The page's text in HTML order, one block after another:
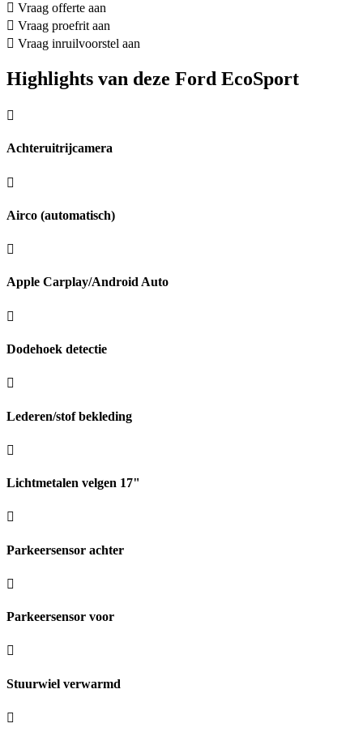
Vraag offerte aan
Vraag proefrit aan
Vraag inruilvoorstel aan
Highlights van deze Ford EcoSport
Achteruitrijcamera
Airco (automatisch)
Apple Carplay/Android Auto
Dodehoek detectie
Lederen/stof bekleding
Lichtmetalen velgen 17"
Parkeersensor achter
Parkeersensor voor
Stuurwiel verwarmd